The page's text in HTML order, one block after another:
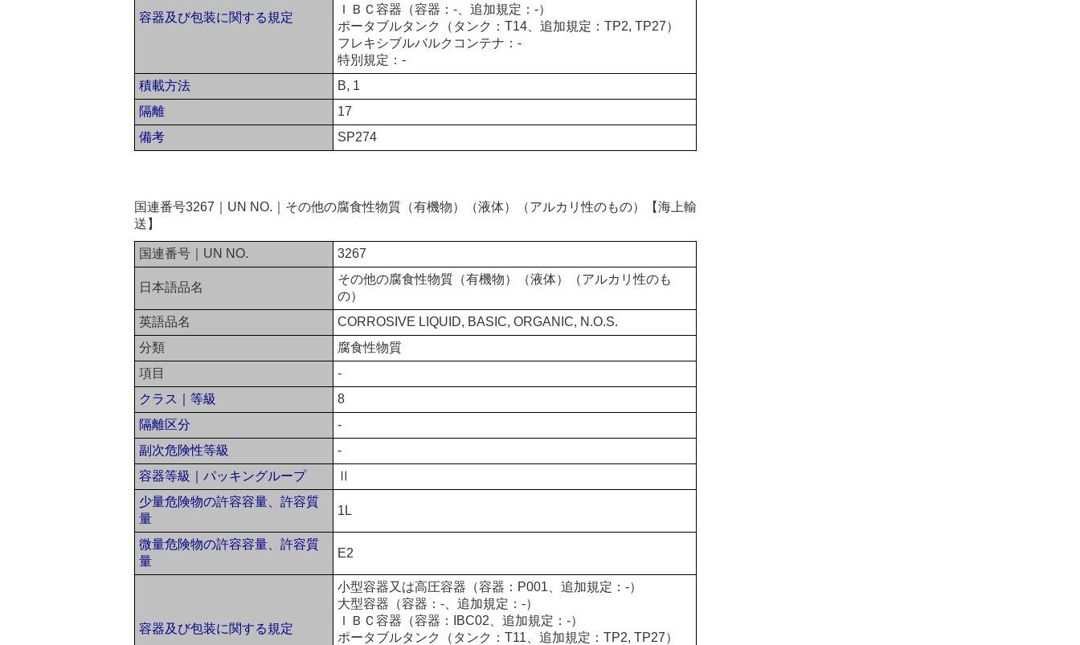
容器及び包装に関する規定
ＩＢＣ容器（容器：-、追加規定：-）
ポータブルタンク（タンク：T14、追加規定：TP2, TP27）
フレキシブルバルクコンテナ：-
特別規定：-
積載方法
B, 1
隔離
17
備考
SP274
国連番号3267｜UN NO.｜その他の腐食性物質（有機物）（液体）（アルカリ性のもの）【海上輸
送】
国連番号｜UN NO. 3267
日本語品名
その他の腐食性物質（有機物）（液体）（アルカリ性のも
の）
英語品名
CORROSIVE LIQUID, BASIC, ORGANIC, N.O.S.
分類
腐食性物質
項目
-
クラス｜等級
8
隔離区分
-
副次危険性等級
-
容器等級｜パッキングループ
Ⅱ
少量危険物の許容容量、許容質
量
1L
微量危険物の許容容量、許容質
量
E2
容器及び包装に関する規定
小型容器又は高圧容器（容器：P001、追加規定：-）
大型容器（容器：-、追加規定：-）
ＩＢＣ容器（容器：IBC02、追加規定：-）
ポータブルタンク（タンク：T11、追加規定：TP2, TP27）